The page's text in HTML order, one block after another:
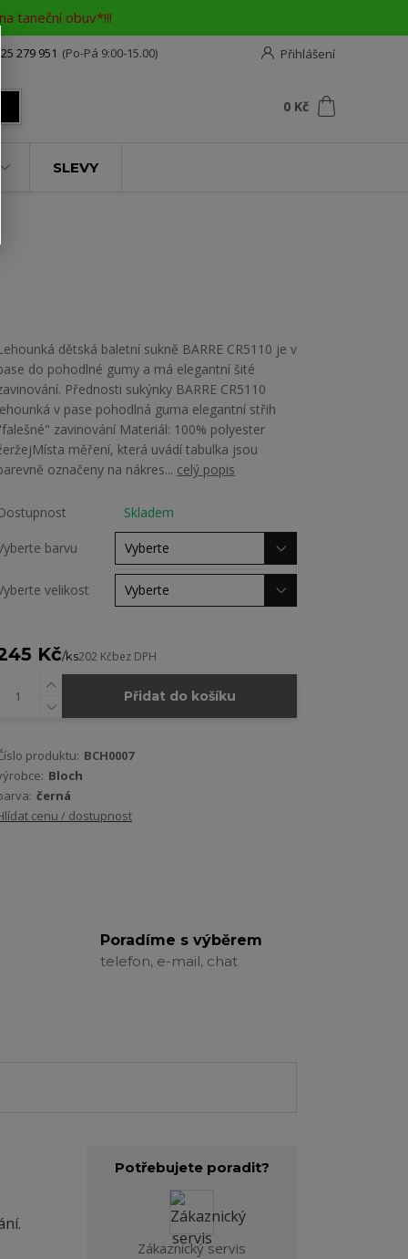
taneční obuv*!!!
Přihlášení
279 951 (Po-Pá 9:00-15.00)
0 Kč
SLEVY
dětská baletní sukně BARRE CR5110 je v
do pohodlné gumy a má elegantní šité
Přednosti sukýnky BARRE CR5110
v pase pohodlná guma elegantní střih
zavinování Materiál: 100% polyester
měření, která uvádí tabulka jsou
označeny na nákres... celý popis
Skladem
barvu
velikost
Kč/ks202 Kčbez DPH
Přidat do košíku
produktu: BCH0007
Bloch
černá
cenu / dostupnost
Poradíme s výběrem
telefon, e-mail, chat
Potřebujete poradit?
Zákaznický servis